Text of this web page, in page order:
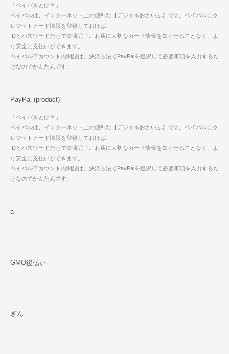
「ペイパルとは？」
ペイパルは、インターネット上の便利な【デジタルおさいふ】です。ペイパルにク
レジットカード情報を登録しておけば、
IDとパスワードだけで決済完了。お店に大切なカード情報を知らせることなく、よ
り安全に支払いができます。
ペイパルアカウントの開設は、決済方法でPayPalを選択して必要事項を入力するだ
けなのでかんたんです。
PayPal (product)
「ペイパルとは？」
ペイパルは、インターネット上の便利な【デジタルおさいふ】です。ペイパルにク
レジットカード情報を登録しておけば、
IDとパスワードだけで決済完了。お店に大切なカード情報を知らせることなく、よ
り安全に支払いができます。
ペイパルアカウントの開設は、決済方法でPayPalを選択して必要事項を入力するだ
けなのでかんたんです。
a
GMO後払い
ぎん